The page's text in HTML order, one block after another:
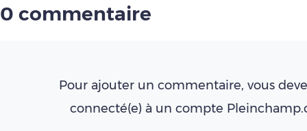
0 commentaire
Pour ajouter un commentaire, vous
connecté(e) à un compte